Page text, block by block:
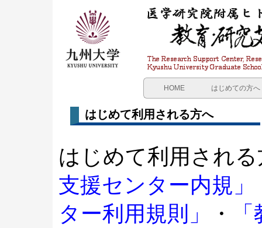
HOME はじめての方へ
利用の流れ
各種申請書一覧
はじめて利用される方へ
はじめて利用され
支援センター内規」
ター利用規則」
・